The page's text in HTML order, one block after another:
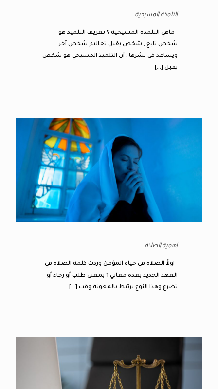
التلمذة المسيحية
ماهي التلمذة المسيحية ؟ تعريف التلميذ هو
شخص تابع , شخص يقبل تعاليم شخص آخر
ويساعد في نشرها . أن التلميذ المسيحي هو شخص
يقبل […]
أهمية الصلاة
اولاً الصلاة في حياة المؤمن وردت كلمة الصلاة في
العهد الجديد بعدة معاني 1 بمعنى طلب أو رجاء أو
تضرع وهذا النوع يرتبط بالمعونة وقت […]